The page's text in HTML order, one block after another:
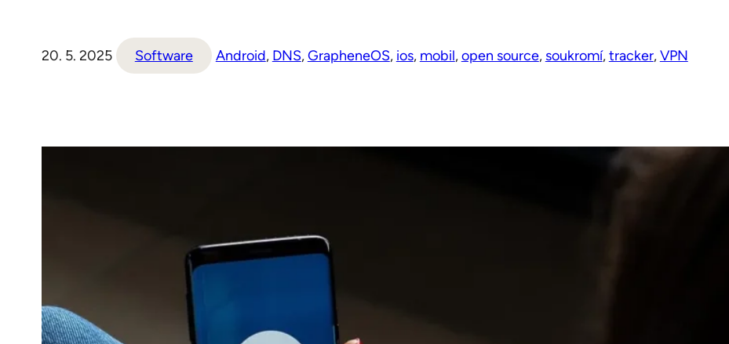
20. 5. 2025 Software Android, DNS, GrapheneOS, ios, mobil, open source, soukromí, tracker, VPN